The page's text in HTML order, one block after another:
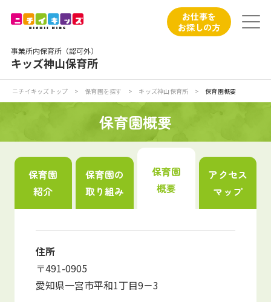
事業所内保育所（認可外）
キッズ神山保育所
お仕事を
お探しの方
お食事
入園の概要
お仕事をお探しの方
よくあるご質問
ニチイキッズトップ > 保育園を探す > キッズ神山保育所 > 保育園概要
保育園概要
保育園
紹介
保育園の
取り組み
保育園
概要
アクセス
マップ
住所
〒491-0905
愛知県一宮市平和1丁目9－3